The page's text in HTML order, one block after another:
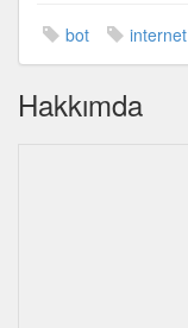
bot internet
Hakkımda